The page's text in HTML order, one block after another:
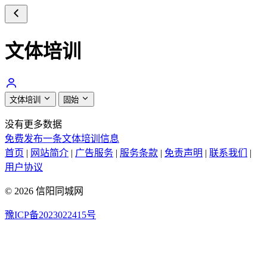
文体培训
文体培训 固始
没有更多数据
免费发布一条文体培训信息
首页 | 网站简介 | 广告服务 | 服务条款 | 免责声明 | 联系我们
|
用户协议
© 2026 信阳同城网
豫ICP备2023022415号